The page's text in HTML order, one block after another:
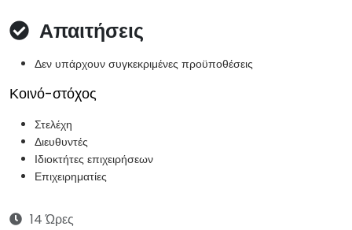
Απαιτήσεις
Δεν υπάρχουν συγκεκριμένες προϋποθέσεις
Κοινό-στόχος
Στελέχη
Διευθυντές
Ιδιοκτήτες επιχειρήσεων
Επιχειρηματίες
14 Ώρες